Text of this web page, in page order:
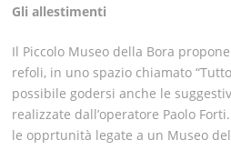
Gli allestimenti
Il Piccolo Museo della Bora
refoli, in uno spazio chiamato
possibile godersi anche le
realizzate dall’operatore Paolo
le opprtunità legate a un Museo